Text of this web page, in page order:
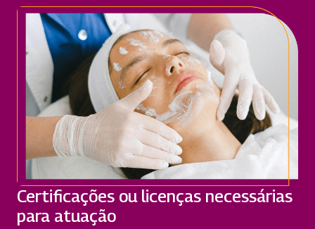
Certificações ou licenças necessárias
para atuação